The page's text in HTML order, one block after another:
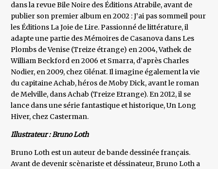
dans la revue Bile Noire des Éditions Atrabile, avant de
publier son premier album en 2002 : J’ai pas sommeil pour
les Éditions La Joie de Lire. Passionné de littérature, il
adapte une partie des Mémoires de Casanova dans Les
Plombs de Venise (Treize étrange) en 2004, Vathek de
William Beckford en 2006 et Smarra, d’après Charles
Nodier, en 2009, chez Glénat. Il imagine également la vie
du capitaine Achab, héros de Moby Dick, avant le roman
de Melville, dans Achab (Treize Etrange). En 2012, il se
lance dans une série fantastique et historique, Un Long
Hiver, chez Casterman.
Illustrateur : Bruno Loth
Bruno Loth est un auteur de bande dessinée français.
Avant de devenir scènariste et déssinateur, Bruno Loth a